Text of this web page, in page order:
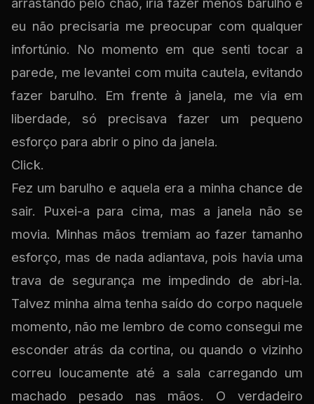
eu não precisaria me preocupar com qualquer
infortúnio. No momento em que senti tocar a
parede, me levantei com muita cautela, evitando
fazer barulho. Em frente à janela, me via em
liberdade, só precisava fazer um pequeno
esforço para abrir o pino da janela.
Click.
Fez um barulho e aquela era a minha chance de
sair. Puxei-a para cima, mas a janela não se
movia. Minhas mãos tremiam ao fazer tamanho
esforço, mas de nada adiantava, pois havia uma
trava de segurança me impedindo de abri-la.
Talvez minha alma tenha saído do corpo naquele
momento, não me lembro de como consegui me
esconder atrás da cortina, ou quando o vizinho
correu loucamente até a sala carregando um
machado pesado nas mãos. O verdadeiro